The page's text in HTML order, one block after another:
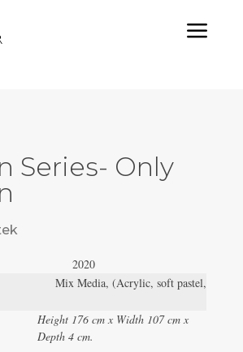
a
Series- Only
2020
Mix Media, (Acrylic, soft pastel,
Height 176 cm x Width 107 cm x
Depth 4 cm.